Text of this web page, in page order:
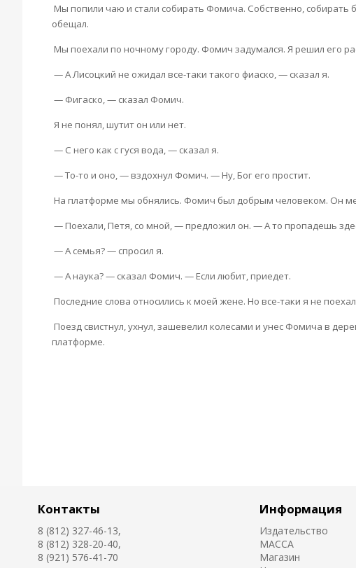
Мы попили чаю и стали собирать Фомича. Собственно, собирать
обещал.
Мы поехали по ночному городу. Фомич задумался. Я решил его
— А Лисоцкий не ожидал все-таки такого фиаско, — сказал я.
— Фигаско, — сказал Фомич.
Я не понял, шутит он или нет.
— С него как с гуся вода, — сказал я.
— То-то и оно, — вздохнул Фомич. — Ну, Бог его простит.
На платформе мы обнялись. Фомич был добрым человеком. Он
— Поехали, Петя, со мной, — предложил он. — А то пропадешь
— А семья? — спросил я.
— А наука? — сказал Фомич. — Если любит, приедет.
Последние слова относились к моей жене. Но все-таки я не
Поезд свистнул, ухнул, зашевелил колесами и унес Фомича в
платформе.
Контакты
8 (812) 327-46-13,
8 (812) 328-20-40,
8 (921) 576-41-70
Информация
Издательство
MACCA
Магазин